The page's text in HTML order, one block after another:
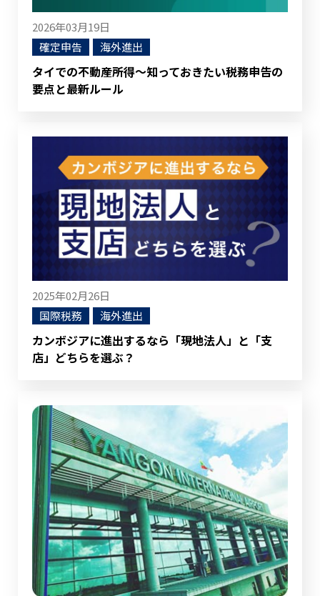
2026年03月19日
確定申告
海外進出
タイでの不動産所得～知っておきたい税務申告の
要点と最新ルール
2025年02月26日
国際税務
海外進出
カンボジアに進出するなら「現地法人」と「支
店」どちらを選ぶ？